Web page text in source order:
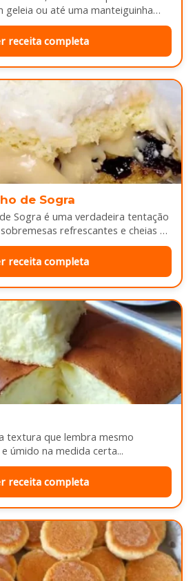
geleia ou até uma manteiguinha
receita completa
de Sogra
Sogra é uma verdadeira tentação
refrescantes e cheias de
receita completa
textura que lembra mesmo
úmido na medida certa...
receita completa